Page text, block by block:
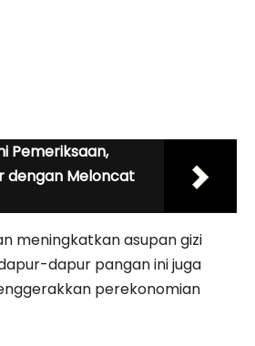
Pemeriksaan,
dengan Meloncat
meningkatkan asupan gizi
dapur pangan ini juga
perekonomian